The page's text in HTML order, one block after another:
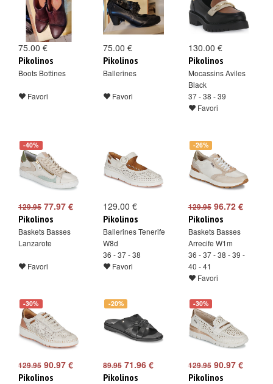
75.00 €
Pikolinos
Boots Bottines
Favori
75.00 €
Pikolinos
Ballerines
Favori
130.00 €
Pikolinos
Mocassins Aviles
Black
37 - 38 - 39
Favori
-40%
129.95 77.97 €
Pikolinos
Baskets Basses
Lanzarote
Favori
129.00 €
Pikolinos
Ballerines Tenerife
W8d
36 - 37 - 38
Favori
-26%
129.9596.72 €
Pikolinos
Baskets Basses
Arrecife W1m
36 - 37 - 38 - 39 -
40 - 41
Favori
-30%
129.95 90.97 €
Pikolinos
-20%
89.9571.96 €
Pikolinos
-30%
129.9590.97 €
Pikolinos